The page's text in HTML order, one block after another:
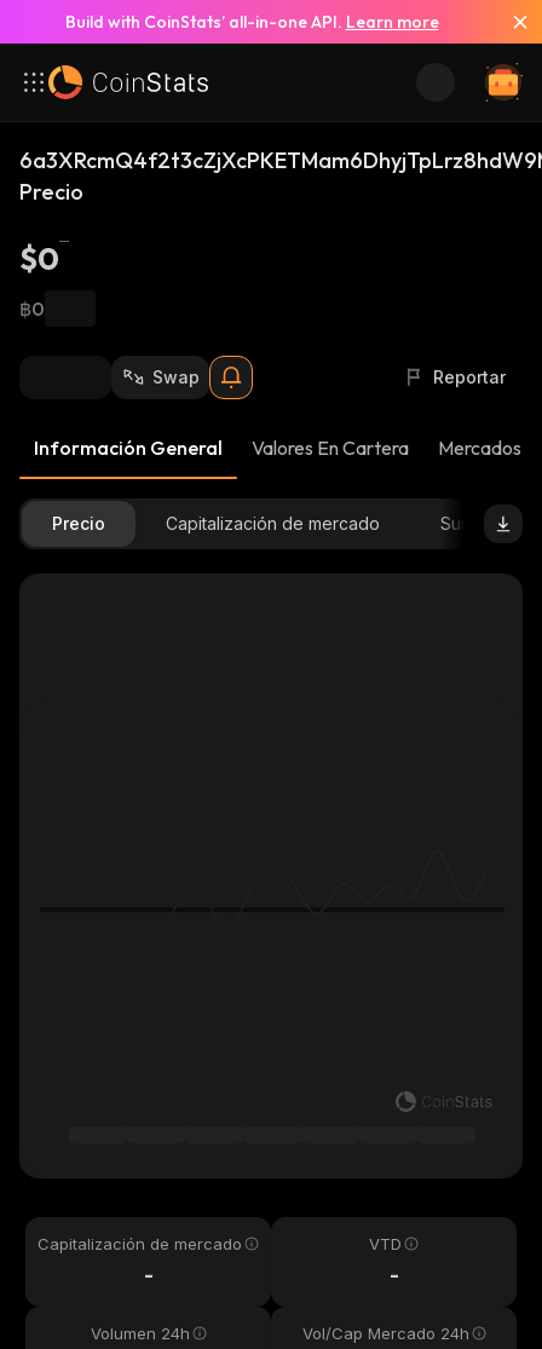
Build with CoinStats’ all-in-one API. Learn more
Precio
$0
฿0
Swap Reportar
Información General Valores En Cartera Mercados
Precio Capitalización de mercado Suministro
Capitalización de mercado
-
VTD
-
Volumen 24h Vol/Cap Mercado 24h